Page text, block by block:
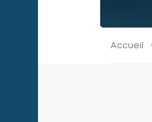
Accueil